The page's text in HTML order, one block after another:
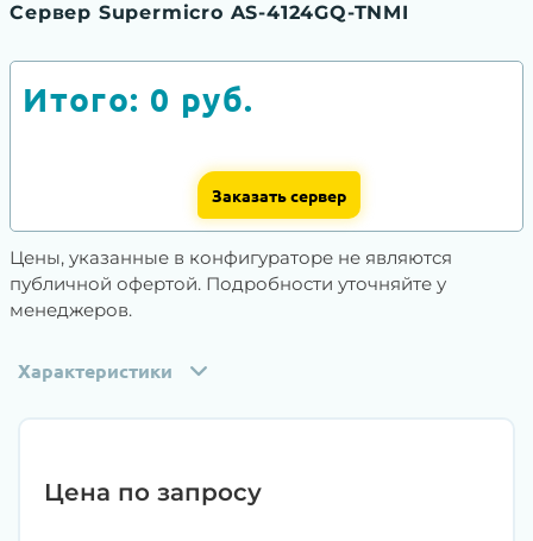
Сервер Supermicro AS-4124GQ-TNMI
Итого: 0 руб.
Заказать сервер
Цены, указанные в конфигураторе не являются
публичной офертой. Подробности уточняйте у
менеджеров.
Характеристики
Цена по запросу